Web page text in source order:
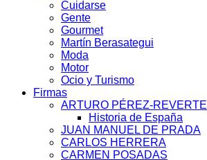
Cuidarse
Gente
Gourmet
Martín Berasategui
Moda
Motor
Ocio y Turismo
Firmas
ARTURO PÉREZ-REVERTE
Historia de España
JUAN MANUEL DE PRADA
CARLOS HERRERA
CARMEN POSADAS